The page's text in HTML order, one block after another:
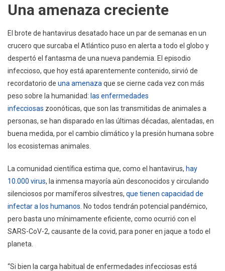
Una amenaza creciente
El brote de hantavirus desatado hace un par de semanas en un
crucero que surcaba el Atlántico puso en alerta a todo el globo y
despertó el fantasma de una nueva pandemia. El episodio
infeccioso, que hoy está aparentemente contenido, sirvió de
recordatorio de una amenaza que se cierne cada vez con más
peso sobre la humanidad: las enfermedades
infecciosas zoonóticas, que son las transmitidas de animales a
personas, se han disparado en las últimas décadas, alentadas, en
buena medida, por el cambio climático y la presión humana sobre
los ecosistemas animales.
La comunidad científica estima que, como el hantavirus, hay
10.000 virus, la inmensa mayoría aún desconocidos y circulando
silenciosos por mamíferos silvestres, que tienen capacidad de
infectar a los humanos . No todos tendrán potencial pandémico,
pero basta uno mínimamente eficiente, como ocurrió con el
SARS-CoV-2, causante de la covid, para poner en jaque a todo el
planeta.
“Si bien la carga habitual de enfermedades infecciosas está